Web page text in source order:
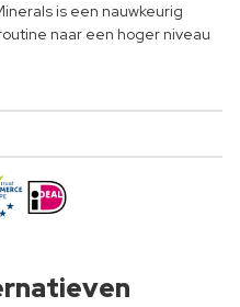
is een nauwkeurig
naar een hoger niveau